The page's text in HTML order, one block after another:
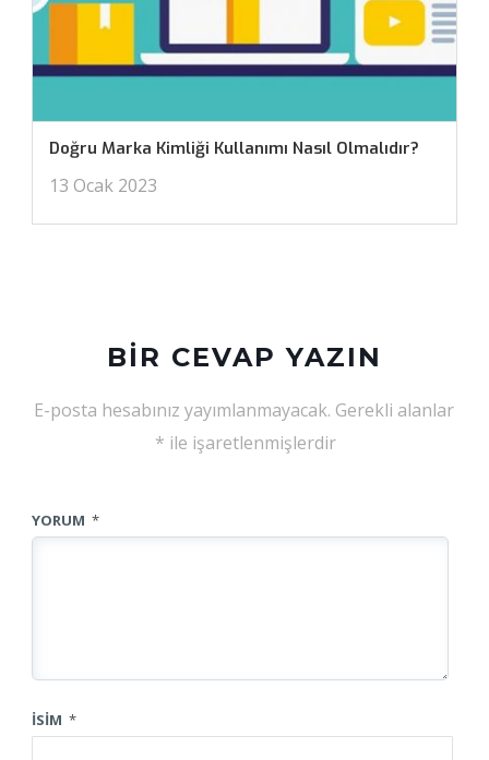
Doğru Marka Kimliği Kullanımı Nasıl Olmalıdır?
13 Ocak 2023
BIR CEVAP YAZIN
E-posta hesabınız yayımlanmayacak. Gerekli alanlar
* ile işaretlenmişlerdir
YORUM *
İSIM *